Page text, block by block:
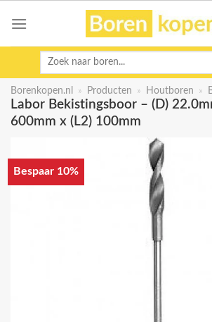
Zoeken
Borenkopen.nl » Producten » Houtboren »
Labor Bekistingsboor – (D)
600mm x (L2) 100mm
Bespaar 10%